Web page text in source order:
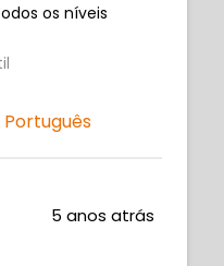
os níveis
5 anos atrás